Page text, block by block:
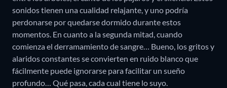
sonidos tienen una cualidad relajante, y uno podría
perdonarse por quedarse dormido durante estos
momentos. En cuanto a la segunda mitad, cuando
comienza el derramamiento de sangre… Bueno, los gritos y
alaridos constantes se convierten en ruido blanco que
fácilmente puede ignorarse para facilitar un sueño
profundo… Qué pasa, cada cual tiene lo suyo.